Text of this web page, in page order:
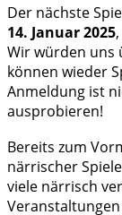
Der nächste
14. Januar 2025
Wir würden uns
können wieder
Anmeldung ist
ausprobieren!
Bereits zum
närrischer
viele närrisch